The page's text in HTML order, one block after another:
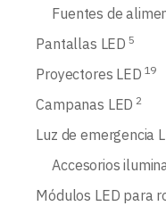
Fuentes de
Pantallas LED 5
Proyectores LED 19
Campanas LED 2
Luz de emergencia
Accesorios
Módulos LED para